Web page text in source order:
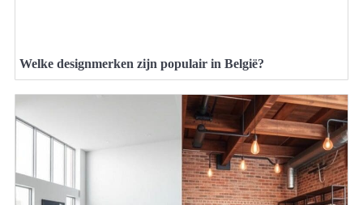
Welke designmerken zijn populair in België?